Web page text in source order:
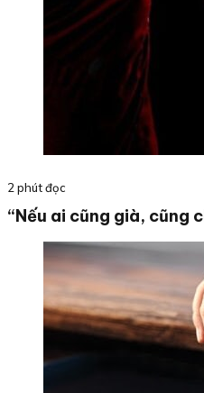
2 phút đọc
“Nếu ai cũng già, cũng